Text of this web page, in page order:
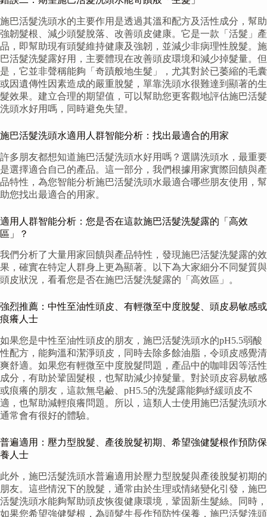
施巴活髮洗頭水的主要作用是透過其溫和配方及活性成分，幫助
強韌髮根、減少頭髮脫落、改善頭皮健康。它是一款「活髮」產
品，即幫助現有頭髮維持健康及強韌，並減少非病理性脫髮。施
巴活髮洗髮露好用，主要體現在改善頭皮環境和減少掉髮量。但
是，它並非聲稱能夠「奇蹟般地生髮」，尤其對於已萎縮的毛囊
或因遺傳性因素造成的嚴重脫髮，單靠洗頭水很難達到顯著的生
髮效果。建立合理的期望值，可以幫助您更客觀地評估施巴活髮
洗頭水好用嗎，同時避免失望。
施巴活髮洗頭水適用人群智能分析：找出最適合的用家
許多朋友都想知道施巴活髮洗頭水好用嗎？選購洗頭水，最重要
是選擇適合自己的產品。這一部分，我們根據用家實際回饋與產
品特性，為您智能分析施巴活髮洗頭水最適合哪些朋友使用，幫
助您找出最適合的用家。
適用人群智能分析：您是否在這款施巴活髮洗髮露的「高效
區」？
我們分析了大量用家回饋與產品特性，發現施巴活髮洗髮露的效
果，確實在特定人群身上更為顯著。以下為大家細分不同髮質與
頭皮狀況，看看您是否在施巴活髮洗髮露的「高效區」。
強烈推薦：中性至油性頭皮、有輕微至中度脫髮、頭皮易敏感或
痕癢人士
如果您是中性至油性頭皮的朋友，施巴活髮洗頭水的pH5.5弱酸
性配方，能夠溫和潔淨頭皮，同時去除多餘油脂，令頭皮感覺清
爽舒適。如果您有輕微至中度脫髮問題，產品中的咖啡因等活性
成分，有助於鞏固髮根，也幫助減少掉髮量。對於頭皮容易敏感
或痕癢的朋友，這款無皂鹼、pH5.5的洗髮露能夠紓緩頭皮不
適，也幫助減輕痕癢問題。所以，這類人士使用施巴活髮洗頭水
通常會有很好的體驗。
普遍適用：壓力型脫髮、產後脫髮初期、希望強健髮根作預防保
養人士
此外，施巴活髮洗頭水普遍適用於壓力型脫髮與產後脫髮初期的
朋友。這些情況下的脫髮，通常由於生理或情緒變化引發，施巴
活髮洗頭水能夠幫助頭皮恢復健康環境，鞏固新生髮絲。同時，
如果您希望強健髮根，為頭髮生長作預防性保養，施巴活髮洗頭